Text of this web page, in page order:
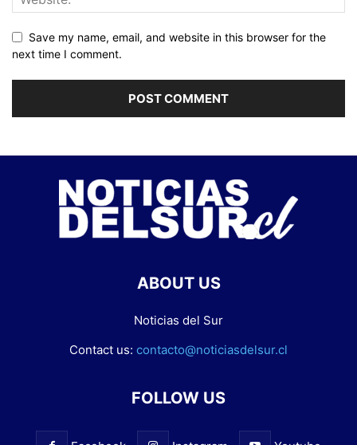
Save my name, email, and website in this browser for the
next time I comment.
ABOUT US
Noticias del Sur
Contact us: contacto@noticiasdelsur.cl
FOLLOW US